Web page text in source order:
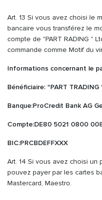
Art. 13 Si vous avez choisi le
bancaire vous transférez le
compte de "PART RADING "
commande comme Motif du
Informations concernant le
Bénéficiaire: "PART TRADING
Banque:ProCredit Bank AG
Compte:DE80 5021 0800
BIC:PRCBDEFFXXX
Art. 14 Si vous avez choisi un
pouvez payer par les cartes
Mastercard, Maestro.